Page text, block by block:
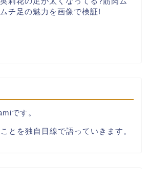
チ足の魅力を画像で検証!
です。
とを独自目線で語っていきます。